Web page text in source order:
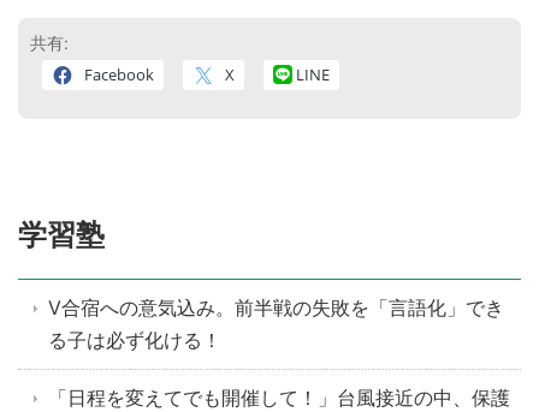
共有:
Facebook X LINE
学習塾
V合宿への意気込み。前半戦の失敗を「言語化」でき
る子は必ず化ける！
「日程を変えてでも開催して！」台風接近の中、保護